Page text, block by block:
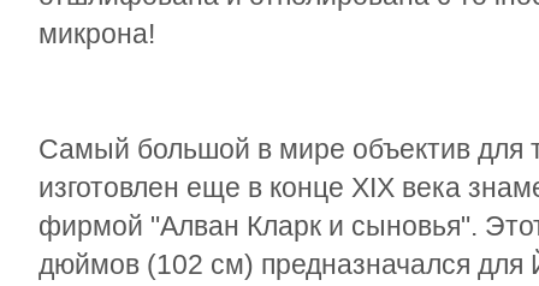
микрона!
Самый большой в мире объектив для
изготовлен еще в конце XIX века
фирмой "Алван Кларк и сыновья".
дюймов (102 см) предназначался для